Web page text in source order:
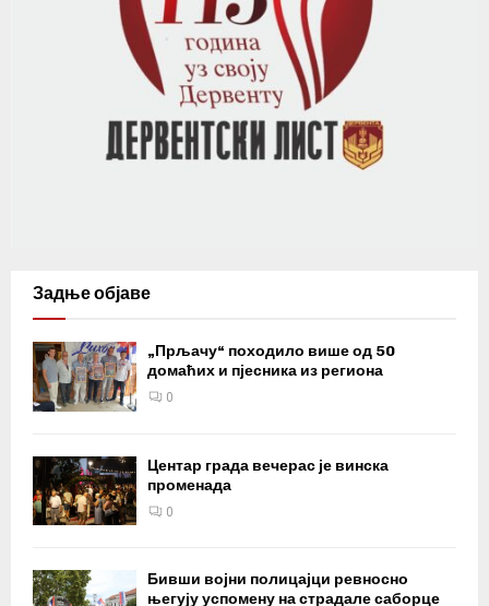
Задње објаве
„Прљачу“ походило више од 50
домаћих и пјесника из региона
0
Центар града вечерас је винска
променада
0
Бивши војни полицајци ревносно
његују успомену на страдале саборце